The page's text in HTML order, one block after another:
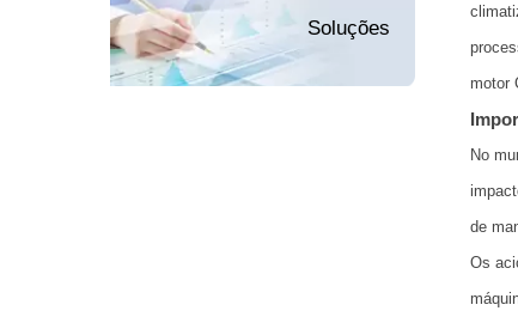
Soluções
motor
No
de
Os